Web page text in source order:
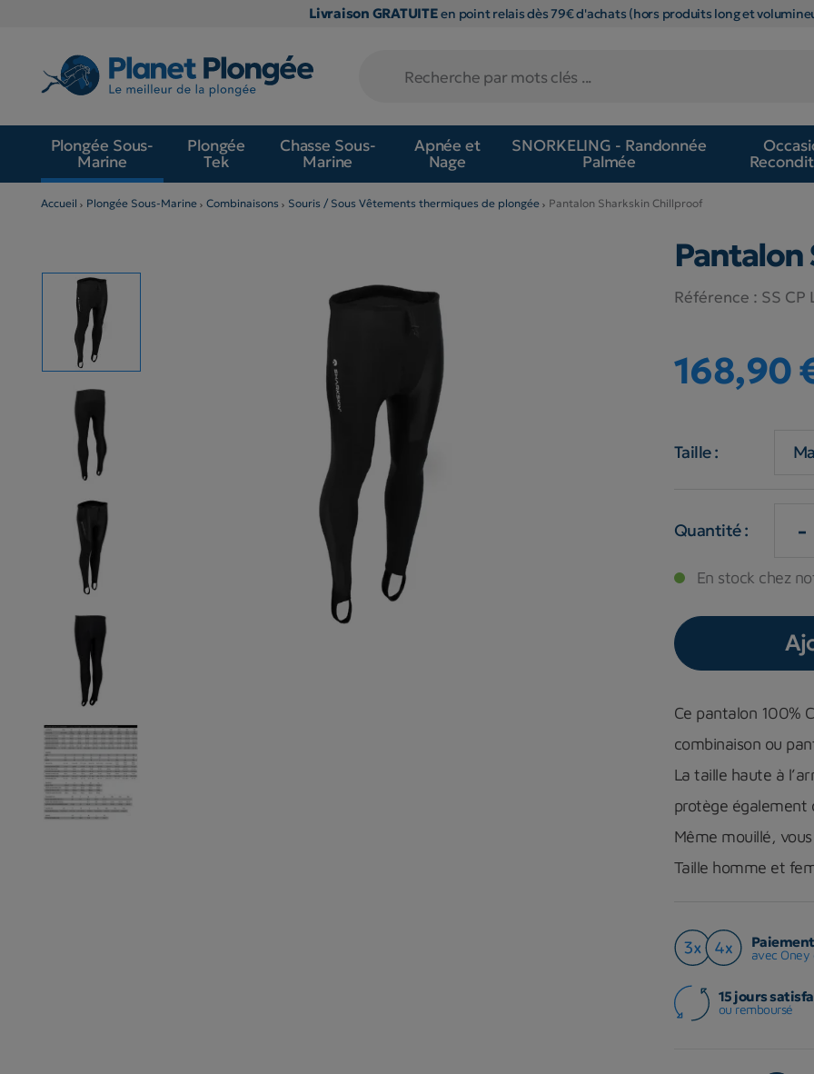
Livraison GRATUITEen point relais dès 79€ d'achats (hors produits long et
Plongée Sous-
Marine
Plongée
Tek
Chasse Sous-
Marine
Apnée et
Nage
SNORKELING - Randonnée
Palmée
Accueil Plongée Sous-Marine Combinaisons Souris / Sous Vêtements thermiques de plongée Pantalon Sharkskin Chillproof
Référence : SS CP
168,90
Taille :
Quantité : -
En stock chez
Ce pantalon 100%
combinaison ou
La taille haute à
protège
Même mouillé,
Taille homme et
avec Oney
15 jours
ou remboursé